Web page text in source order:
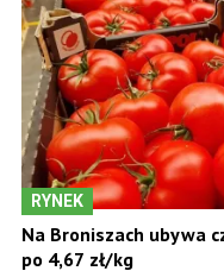
RYNEK
Na Broniszach ubywa
po 4,67 zł/kg